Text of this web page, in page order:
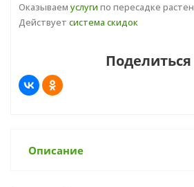
Оказываем услуги по пересадке
Действует система скидок
Поделиться
Описание